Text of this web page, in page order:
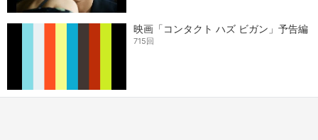
映画「コンタクト ハズ ビガン」予告編
715回